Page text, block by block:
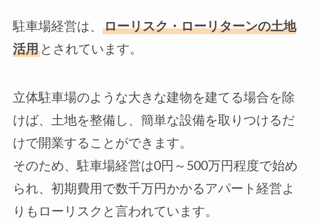
駐車場経営は、
ローリスク・ローリターンの土地
活用とされています。
立体駐車場のような大きな建物を建てる場合を除
けば、土地を整備し、簡単な設備を取りつけるだ
けで開業することができます。
そのため、駐車場経営は0円～500万円程度で始め
られ、初期費用で数千万円かかるアパート経営よ
りもローリスクと言われています。